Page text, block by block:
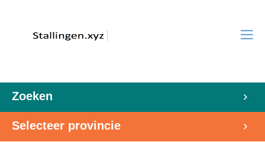
Zoeken
Selecteer provincie